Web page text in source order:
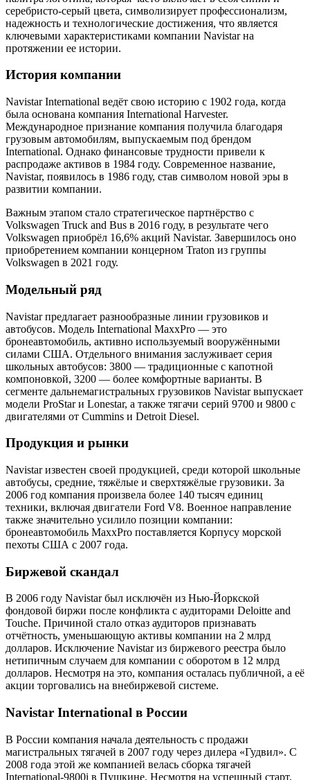
серебристо-серый цвета, символизирует профессионализм,
надежность и технологические достижения, что является
ключевыми характеристиками компании Navistar на
протяжении ее истории.
История компании
Navistar International ведёт свою историю с 1902 года, когда
была основана компания International Harvester.
Международное признание компания получила благодаря
грузовым автомобилям, выпускаемым под брендом
International. Однако финансовые трудности привели к
распродаже активов в 1984 году. Современное название,
Navistar, появилось в 1986 году, став символом новой эры в
развитии компании.
Важным этапом стало стратегическое партнёрство с
Volkswagen Truck and Bus в 2016 году, в результате чего
Volkswagen приобрёл 16,6% акций Navistar. Завершилось оно
приобретением компании концерном Traton из группы
Volkswagen в 2021 году.
Модельный ряд
Navistar предлагает разнообразные линии грузовиков и
автобусов. Модель International MaxxPro — это
бронеавтомобиль, активно используемый вооружёнными
силами США. Отдельного внимания заслуживает серия
школьных автобусов: 3800 — традиционные с капотной
компоновкой, 3200 — более комфортные варианты. В
сегменте дальнемагистральных грузовиков Navistar выпускает
модели ProStar и Lonestar, а также тягачи серий 9700 и 9800 с
двигателями от Cummins и Detroit Diesel.
Продукция и рынки
Navistar известен своей продукцией, среди которой школьные
автобусы, средние, тяжёлые и сверхтяжёлые грузовики. За
2006 год компания произвела более 140 тысяч единиц
техники, включая двигатели Ford V8. Военное направление
также значительно усилило позиции компании:
бронеавтомобиль MaxxPro поставляется Корпусу морской
пехоты США с 2007 года.
Биржевой скандал
В 2006 году Navistar был исключён из Нью-Йоркской
фондовой биржи после конфликта с аудиторами Deloitte and
Touche. Причиной стало отказ аудиторов признавать
отчётность, уменьшающую активы компании на 2 млрд
долларов. Исключение Navistar из биржевого реестра было
нетипичным случаем для компании с оборотом в 12 млрд
долларов. Несмотря на это, компания осталась публичной, а её
акции торговались на внебиржевой системе.
Navistar International в России
В России компания начала деятельность с продажи
магистральных тягачей в 2007 году через дилера «Гудвил». С
2008 года этой же компанией велась сборка тягачей
International-9800i в Пушкине. Несмотря на успешный старт,